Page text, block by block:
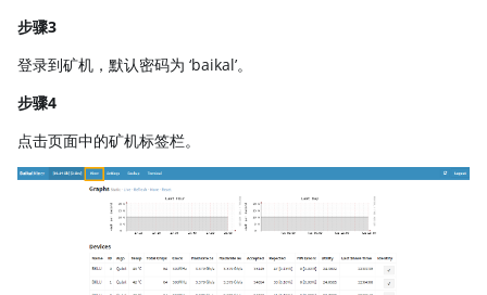
步骤3
登录到矿机，默认密码为 ‘baikal’。
步骤4
点击页面中的矿机标签栏。